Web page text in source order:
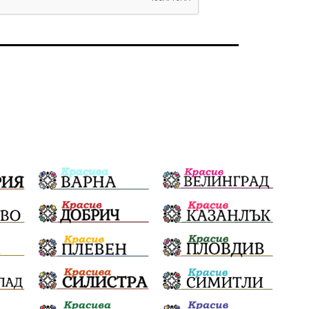
София Софийски общински съвет
катастрофа Любов
съвет Величие
Образование Борисов